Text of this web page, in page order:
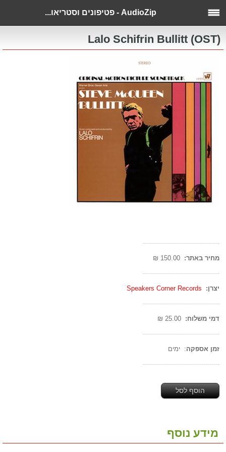
AudioZip - פטיפונים וסטריאו...
--------------------------------------
מחיר באתר:
--------------------------------------
יצרן:
Speakers Corner Records
--------------------------------------
דמי משלוח:
--------------------------------------
זמן אספקה: ימים
--------------------------------------
הוסף לסל
מידע נוסף